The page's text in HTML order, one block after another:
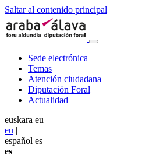
Saltar al contenido principal
Sede electrónica
Temas
Atención ciudadana
Diputación Foral
Actualidad
euskara eu
eu |
español es
es